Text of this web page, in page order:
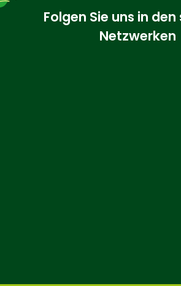
Folgen Sie uns in
Netzwerken